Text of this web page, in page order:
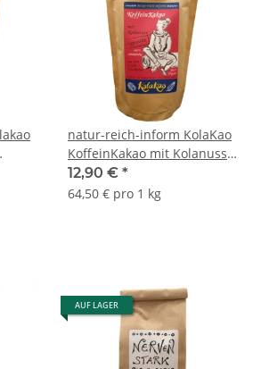
natur-reich-inform KolaKao
KoffeinKakao mit Kolanuss
klassisch ungesüßt 200g
12,90 € *
64,50 € pro 1 kg
AUF LAGER